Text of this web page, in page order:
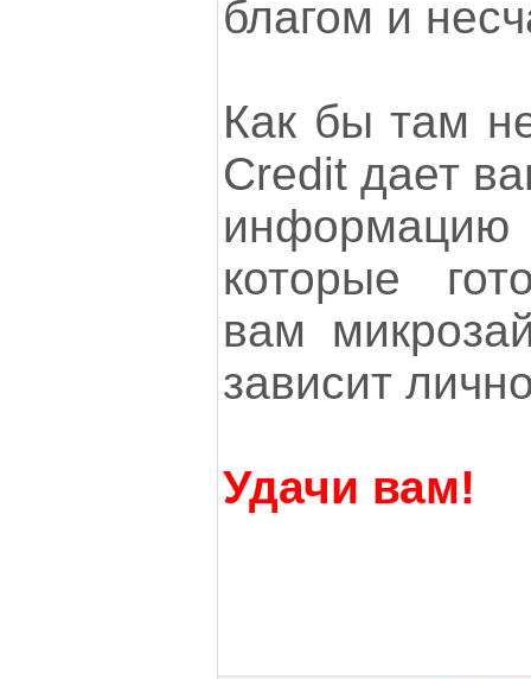
благом и
Как бы там
Credit дает
которые
вам
зависит
Удачи вам!